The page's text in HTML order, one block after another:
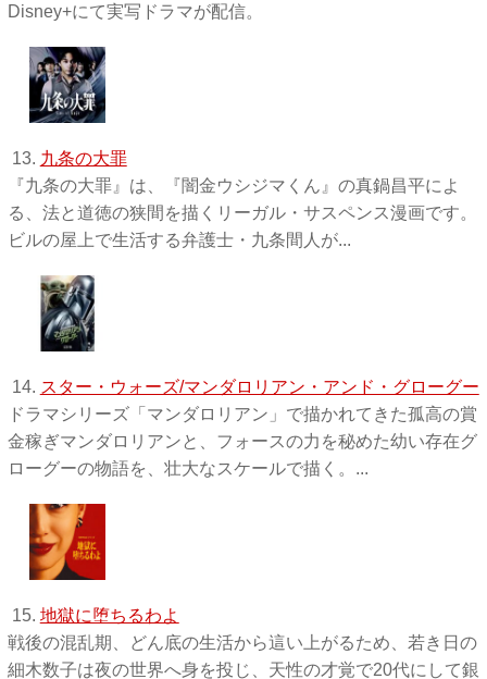
Disney+にて実写ドラマが配信。
13. 九条の大罪
『九条の大罪』は、『闇金ウシジマくん』の真鍋昌平によ
る、法と道徳の狭間を描くリーガル・サスペンス漫画です。
ビルの屋上で生活する弁護士・九条間人が...
14. スター・ウォーズ/マンダロリアン・アンド・グローグー
ドラマシリーズ「マンダロリアン」で描かれてきた孤高の賞
金稼ぎマンダロリアンと、フォースの力を秘めた幼い存在グ
ローグーの物語を、壮大なスケールで描く。...
15. 地獄に堕ちるわよ
戦後の混乱期、どん底の生活から這い上がるため、若き日の
細木数子は夜の世界へ身を投じ、天性の才覚で20代にして銀